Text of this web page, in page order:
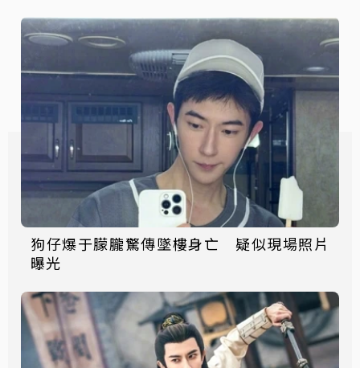
狗仔爆于朦朧驚傳墜樓身亡 疑似現場照片
曝光